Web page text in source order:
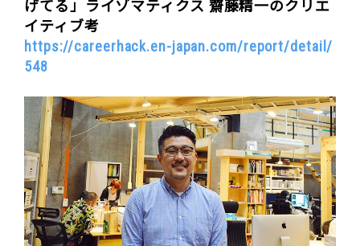
げてる」ライゾマティクス 齋藤精一のクリエ
イティブ考
https://careerhack.en-japan.com/report/detail/
548